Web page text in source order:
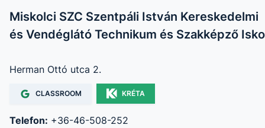
Miskolci SZC Szentpáli István Kereskedelmi
és Vendéglátó Technikum és Szakképző
Herman Ottó utca 2.
CLASSROOM KRÉTA
Telefon: +36-46-508-252